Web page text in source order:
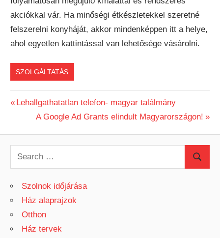
akciókkal vár. Ha minőségi étkészletekkel szeretné
felszerelni konyháját, akkor mindenképpen itt a helye,
ahol egyetlen kattintással van lehetősége vásárolni.
SZOLGÁLTATÁS
Bejegyzés
navigáció
Previous
Lehallgathatatlan telefon- magyar találmány
Next
A Google Ad Grants elindult Magyarországon!
e
Szolnok időjárása
Ház alaprajzok
Otthon
Ház tervek